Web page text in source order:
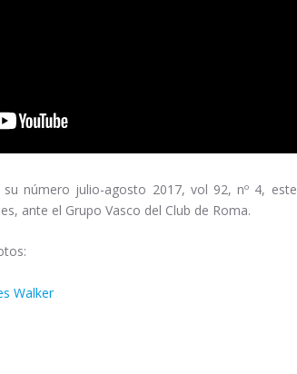
su número julio-agosto 2017, vol 92, nº 4, este
ante el Grupo Vasco del Club de Roma.